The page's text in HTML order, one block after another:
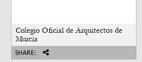
Colegio Oficial de Arquitectos de
Murcia
SHARE: